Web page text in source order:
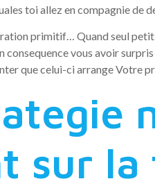
toi allez en compagnie de
primitif… Quand seul
vous avoir
que celui-ci arrange Votre
sur la